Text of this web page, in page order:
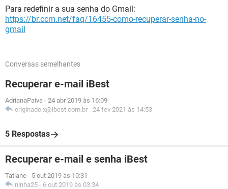
Para redefinir a sua senha do Gmail:
https://br.ccm.net/faq/16455-como-recuperar-senha-no-
gmail
Conversas semelhantes
Recuperar e-mail iBest
AdrianaPaiva - 24 abr 2019 às 16:09
originado.x@ibest.com.br - 24 fev 2021 às 14:53
5 Respostas
Recuperar e-mail e senha iBest
Tatiane - 5 out 2019 às 10:31
ninha25 - 6 out 2019 às 03:34